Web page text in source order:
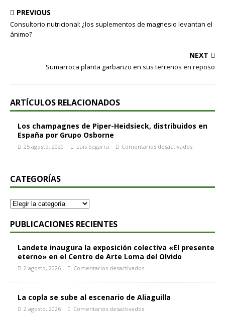
PREVIOUS
Consultorio nutricional: ¿los suplementos de magnesio levantan el
ánimo?
NEXT
Sumarroca planta garbanzo en sus terrenos en reposo
ARTÍCULOS RELACIONADOS
Los champagnes de Piper-Heidsieck, distribuidos en
España por Grupo Osborne
25 agosto, 2020 Luis Segarra Comentarios desactivados
CATEGORÍAS
PUBLICACIONES RECIENTES
Landete inaugura la exposición colectiva «El presente
eterno» en el Centro de Arte Loma del Olvido
2 agosto, 2026 Comentarios desactivados
La copla se sube al escenario de Aliaguilla
2 agosto, 2026 Comentarios desactivados